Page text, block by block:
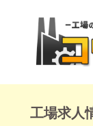
工場求人